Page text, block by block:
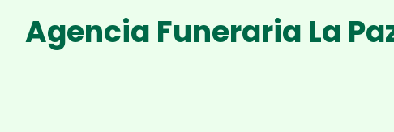
Agencia Funeraria La